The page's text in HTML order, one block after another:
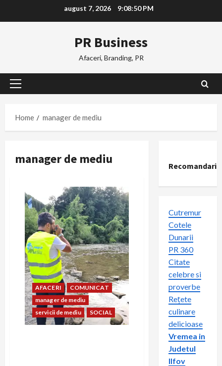
august 7, 2026 9:08:51 PM
PR Business
Afaceri, Branding, PR
Primary
Home
manager de mediu
manager de mediu
AFACERI
COMUNICAT
manager de mediu
servicii de mediu
SOCIAL
Recomandari
Cutremur
Cotele
Dunarii
PR 360
Citate
celebre si
proverbe
Rețete
culinare
delicioase
Vremea in
Judetul
Ilfov